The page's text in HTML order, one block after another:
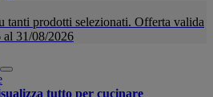
tanti prodotti selezionati. Offerta valida
al 31/08/2026
tutto per cucinare